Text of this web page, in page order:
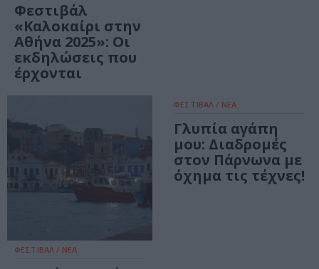
Φεστιβάλ
«Καλοκαίρι στην
Αθήνα 2025»: Οι
εκδηλώσεις που
έρχονται
ΦΕΣΤΙΒΑΛ / ΝΕΑ
ΦΕΣΤΙΒΑΛ / ΝΕΑ
Γλυπία αγάπη
μου: Διαδρομές
στον Πάρνωνα με
όχημα τις τέχνες!